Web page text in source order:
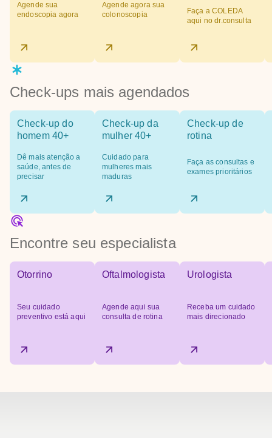
Agende sua
endoscopia agora
Agende agora sua
colonoscopia
Faça a COLEDA
aqui no dr.consulta
Check-ups mais agendados
Check-up do
homem 40+
Dê mais atenção a
saúde, antes de
precisar
Check-up da
mulher 40+
Cuidado para
mulheres mais
maduras
Check-up de
rotina
Faça as consultas e
exames prioritários
Encontre seu especialista
Otorrino
Seu cuidado
preventivo está aqui
Oftalmologista
Agende aqui sua
consulta de rotina
Urologista
Receba um cuidado
mais direcionado